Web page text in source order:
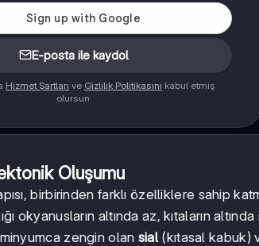
E-posta ile kaydol
Hizmet Şartları ve Gizlilik Politikasını kabul etmiş
olursun
Oluşumu
birbirinden farklı özelliklere sahip
okyanusların altında az, kıtaların
zengin olan sial (kıtasal kabuk)